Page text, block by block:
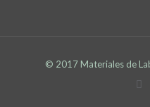
© 2017 Materiales de